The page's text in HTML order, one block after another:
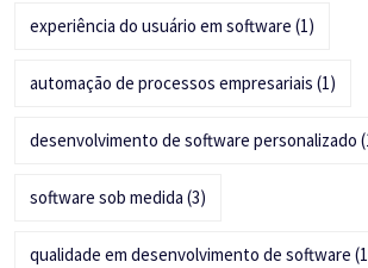
experiência do usuário em software (1)
automação de processos empresariais (1)
desenvolvimento de software personalizado
software sob medida (3)
qualidade em desenvolvimento de software